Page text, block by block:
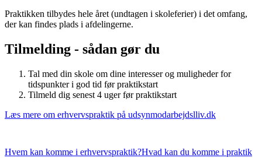
Praktikken tilbydes hele året (undtagen i skoleferier) i det omfang,
der kan findes plads i afdelingerne.
Tilmelding - sådan gør du
Tal med din skole om dine interesser og muligheder for
tidspunkter i god tid før praktikstart
Tilmeld dig senest 4 uger før praktikstart
Læs mere om erhvervspraktik på udsynmodarbejdslliv.dk
Hvem kan komme i erhvervspraktik?Hvad kan du komme i praktik